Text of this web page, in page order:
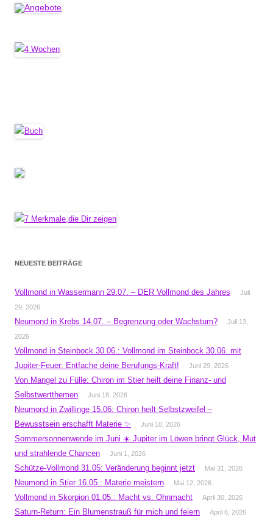
NEUESTE BEITRÄGE
Vollmond in Wassermann 29.07. – DER Vollmond des Jahres
Juli
29, 2026
Neumond in Krebs 14.07. – Begrenzung oder Wachstum?
Juli 13,
2026
Vollmond in Steinbock 30.06.: Vollmond im Steinbock 30.06. mit
Jupiter-Feuer: Entfache deine Berufungs-Kraft!
Juni 29, 2026
Von Mangel zu Fülle: Chiron im Stier heilt deine Finanz- und
Selbstwertthemen
Juni 18, 2026
Neumond in Zwillinge 15.06: Chiron heilt Selbstzweifel –
Bewusstsein erschafft Materie ✨
Juni 10, 2026
Sommersonnenwende im Juni ☀️ Jupiter im Löwen bringt Glück, Mut
und strahlende Chancen
Juni 1, 2026
Schütze-Vollmond 31.05: Veränderung beginnt jetzt Mai 31, 2026
Neumond in Stier 16.05.: Materie meistern Mai 12, 2026
Vollmond in Skorpion 01.05.: Macht vs. Ohnmacht April 30, 2026
Saturn-Return: Ein Blumenstrauß für mich und feiern April 6, 2026